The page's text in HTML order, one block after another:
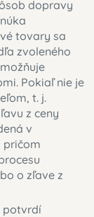
dopravy
tovary sa
zvoleného
Pokiaľ nie je
t. j.
z ceny
v
pričom
o zľave z
potvrdí